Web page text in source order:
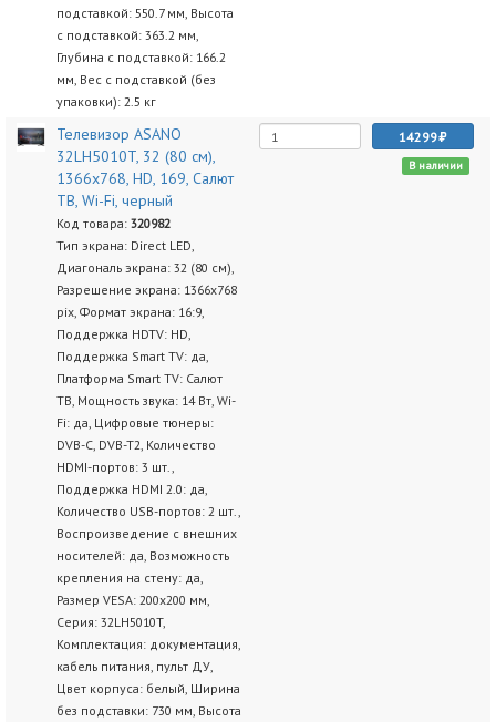
подставкой: 550.7 мм, Высота
с подставкой: 363.2 мм,
Глубина с подставкой: 166.2
мм, Вес с подставкой (без
упаковки): 2.5 кг
Телевизор ASANO
32LH5010T, 32 (80 см),
1366x768, HD, 169, Салют
ТВ, Wi-Fi, черный
Код товара: 320982
Тип экрана: Direct LED,
Диагональ экрана: 32 (80 см),
Разрешение экрана: 1366x768
pix, Формат экрана: 16:9,
Поддержка HDTV: HD,
Поддержка Smart TV: да,
Платформа Smart TV: Салют
ТВ, Мощность звука: 14 Вт, Wi-
Fi: да, Цифровые тюнеры:
DVB-C, DVB-T2, Количество
HDMI-портов: 3 шт.,
Поддержка HDMI 2.0: да,
Количество USB-портов: 2 шт.,
Воспроизведение с внешних
носителей: да, Возможность
крепления на стену: да,
Размер VESA: 200x200 мм,
Серия: 32LH5010T,
Комплектация: документация,
кабель питания, пульт ДУ,
Цвет корпуса: белый, Ширина
без подставки: 730 мм, Высота
14299
В наличии